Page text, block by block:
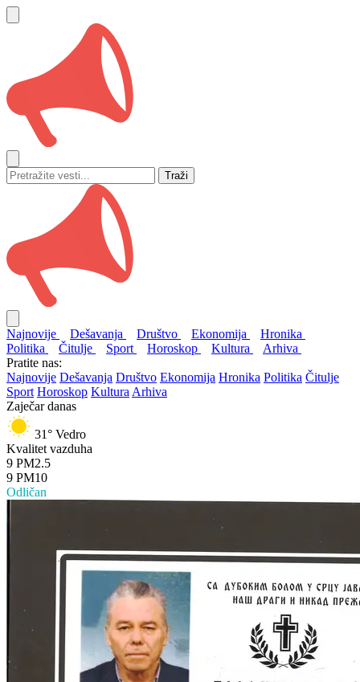
Traži
Najnovije Dešavanja Društvo Ekonomija
Hronika
Politika
Čitulje Sport Horoskop Kultura
Arhiva
Pratite nas:
Najnovije Dešavanja Društvo Ekonomija Hronika Politika Čitulje
Sport Horoskop Kultura Arhiva
Zaječar danas
31° Vedro
Kvalitet vazduha
9 PM2.5
9 PM10
Odličan